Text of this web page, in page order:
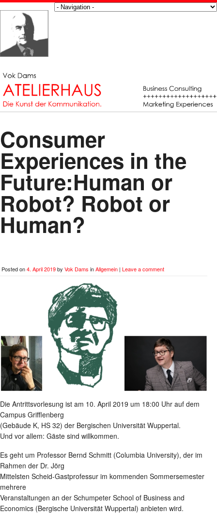
Consumer
Experiences in the
Future:Human or
Robot? Robot or
Human?
Posted on4. April 2019by Vok Dams inAllgemein | Leave a comment
Die Antrittsvorlesung ist am 10. April 2019 um 18:00 Uhr auf dem
Campus Grifflenberg
(Gebäude K, HS 32) der Bergischen Universität Wuppertal.
Und vor allem: Gäste sind willkommen.
Es geht um Professor Bernd Schmitt (Columbia University), der im
Rahmen der Dr. Jörg
Mittelsten Scheid-Gastprofessur im kommenden Sommersemester
mehrere
Veranstaltungen an der Schumpeter School of Business and
Economics (Bergische Universität Wuppertal) anbieten wird.